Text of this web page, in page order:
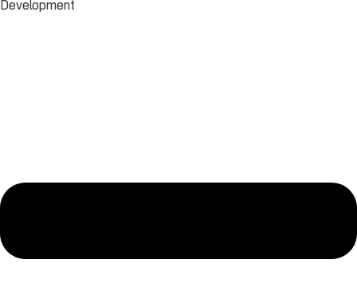
Development